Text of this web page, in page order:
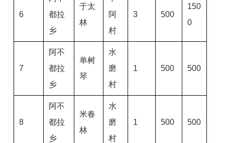
6
都拉
乡
于太
林
阿
村
3 500
150
0
7
阿不
都拉
乡
单树
琴
水
磨
村
1 500 500
8
阿不
都拉
乡
米春
林
水
磨
村
1 500 500